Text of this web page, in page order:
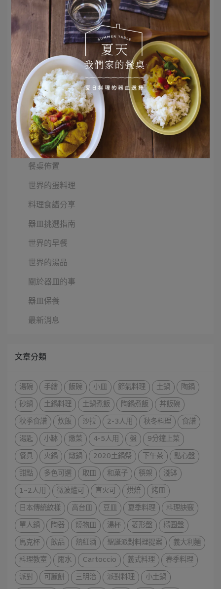
選品推薦
Monday Morning 早餐器皿
二十四節氣
器皿與我的小小擺盤
甜點食譜與器皿
日本鄉土料理食譜
STAFF 的使用筆記
日常經典器皿
餐桌佈置
世界的蛋料理
料理食譜分享
器皿挑選指南
世界的早餐
世界的湯品
關於器皿的事
器皿保養
最新消息
文章分類
湯碗 手繪 飯碗 小皿 節氣料理 土鍋
陶鍋
砂鍋
土鍋料理 土鍋煮飯 陶鍋煮飯
丼飯碗
秋季食譜
炊飯 沙拉 2-3人用 秋冬料理
食譜
湯匙
小缽 燉菜 4-5人用 盤
9分鐘上菜
餐具
火鍋 燉鍋 2020土鍋祭 下午茶
點心盤
甜點
多色可選 取皿 和菓子 筷架
淺缽
1~2人用
微波爐可 直火可 烘焙
烤皿
日本傳統紋樣
高台皿 豆皿 夏季料理
料理訣竅
單人鍋
陶器 燒物皿 湯杯 菱形盤
橢圓盤
馬克杯
飲品 熱紅酒 聖誕派對料理提案
義大利麵
料理教室
雨水 Cartoccio 義式料理
春季料理
派對
可麗餅 三明治 派對料理
小土鍋